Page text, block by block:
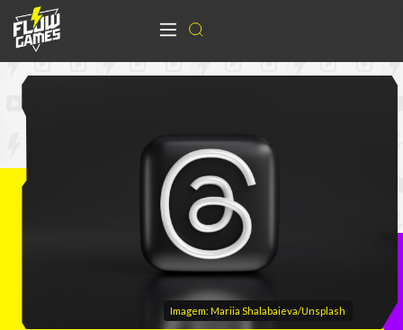
Imagem: Mariia Shalabaieva/Unsplash